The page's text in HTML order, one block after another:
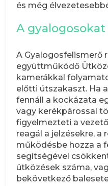
és még
A
A Gyalogosfelismerő
együttműködő
kamerákkal
előtti útszakaszt. Ha
fennáll a kockázata
vagy kerékpárossal
figyelmezteti a
reagál a jelzésekre,
működésbe hozza a
segítségével
ütközések száma,
bekövetkező